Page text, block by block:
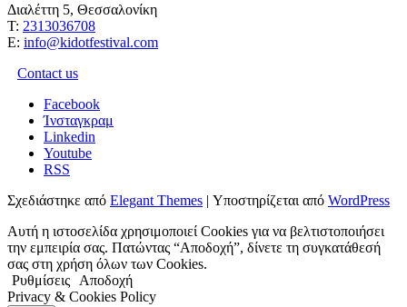
Διαλέττη 5, Θεσσαλονίκη
Τ: 2313036708
Ε: info@kidotfestival.com
Contact us
Facebook
Ίνσταγκραμ
Linkedin
Youtube
RSS
Σχεδιάστηκε από Elegant Themes | Υποστηρίζεται από WordPress
Αυτή η ιστοσελίδα χρησιμοποιεί Cookies για να βελτιστοποιήσει
την εμπειρία σας. Πατώντας “Αποδοχή”, δίνετε τη συγκατάθεσή
σας στη χρήση όλων των Cookies.
Ρυθμίσεις
Αποδοχή
Privacy & Cookies Policy